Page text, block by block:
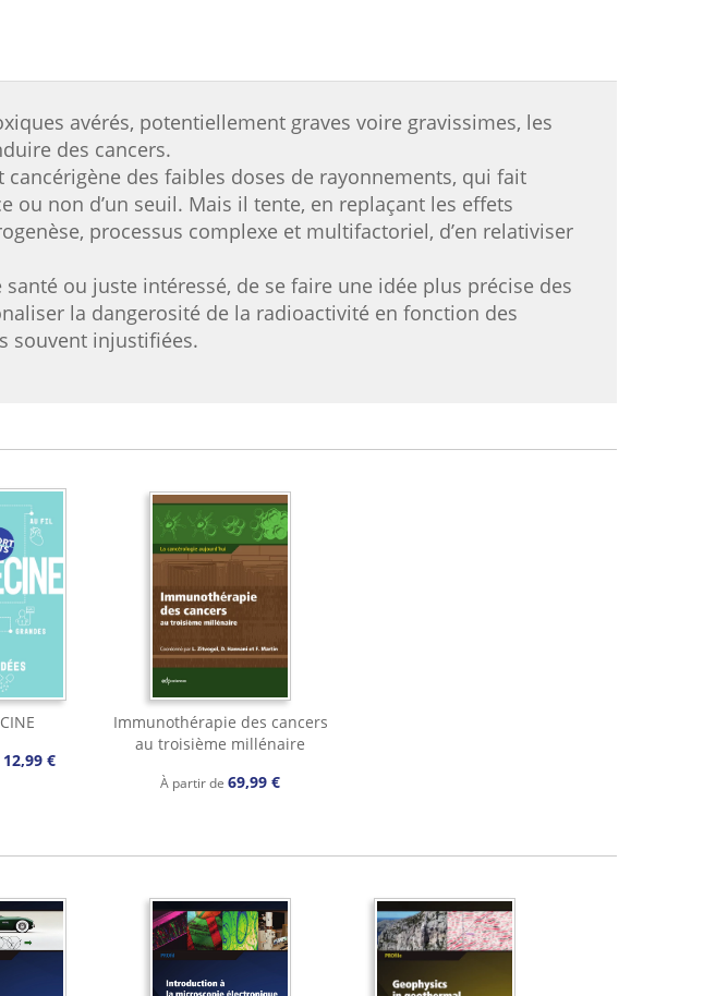
avérés, potentiellement graves voire gravissimes, les
des cancers.
des faibles doses de rayonnements, qui fait
ou non d’un seuil. Mais il tente, en replaçant les effets
processus complexe et multifactoriel, d’en relativiser
ou juste intéressé, de se faire une idée plus précise des
la dangerosité de la radioactivité en fonction des
souvent injustifiées.
12,99 €
Immunothérapie des cancers
au troisième millénaire
À partir de 69,99 €